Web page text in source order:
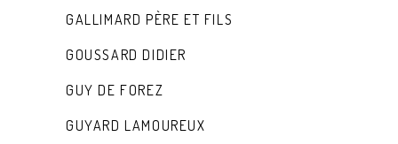
GALLIMARD PÈRE ET FILS
GOUSSARD DIDIER
GUY DE FOREZ
GUYARD LAMOUREUX